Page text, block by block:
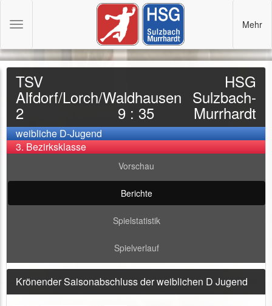
TSV
Alfdorf/Lorch/Waldhausen
2 9 : 35
HSG
Sulzbach-
Murrhardt
weibliche D-Jugend
3. Bezirksklasse
Vorschau
Berichte
Spielstatistik
Spielverlauf
Krönender Saisonabschluss der weiblichen D Jugend
Toggle
Mehr